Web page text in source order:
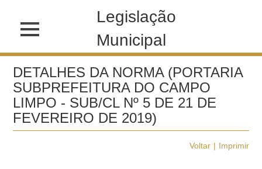
Legislação
Municipal
DETALHES DA NORMA (PORTARIA
SUBPREFEITURA DO CAMPO
LIMPO - SUB/CL Nº 5 DE 21 DE
FEVEREIRO DE 2019)
Voltar Imprimir